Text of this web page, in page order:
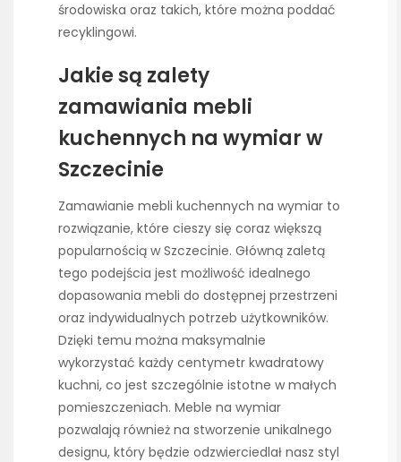
środowiska oraz takich, które można poddać
recyklingowi.
Jakie są zalety
zamawiania mebli
kuchennych na wymiar w
Szczecinie
Zamawianie mebli kuchennych na wymiar to
rozwiązanie, które cieszy się coraz większą
popularnością w Szczecinie. Główną zaletą
tego podejścia jest możliwość idealnego
dopasowania mebli do dostępnej przestrzeni
oraz indywidualnych potrzeb użytkowników.
Dzięki temu można maksymalnie
wykorzystać każdy centymetr kwadratowy
kuchni, co jest szczególnie istotne w małych
pomieszczeniach. Meble na wymiar
pozwalają również na stworzenie unikalnego
designu, który będzie odzwierciedlał nasz styl